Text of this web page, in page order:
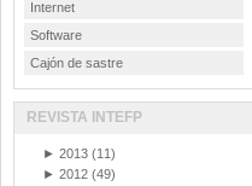
Internet
Software
Cajón de sastre
REVISTA INTEFP
► 2013 (11)
► 2012 (49)